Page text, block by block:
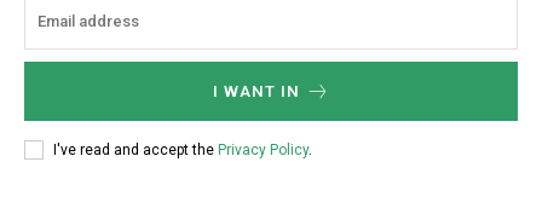
I WANT IN
I've read and accept the Privacy Policy.